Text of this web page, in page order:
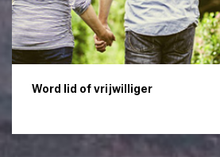
Word lid of vrijwilliger